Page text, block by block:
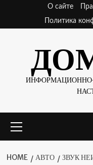
content
О сайте
Политика
Menu
HOME АВТО
ЗВУК